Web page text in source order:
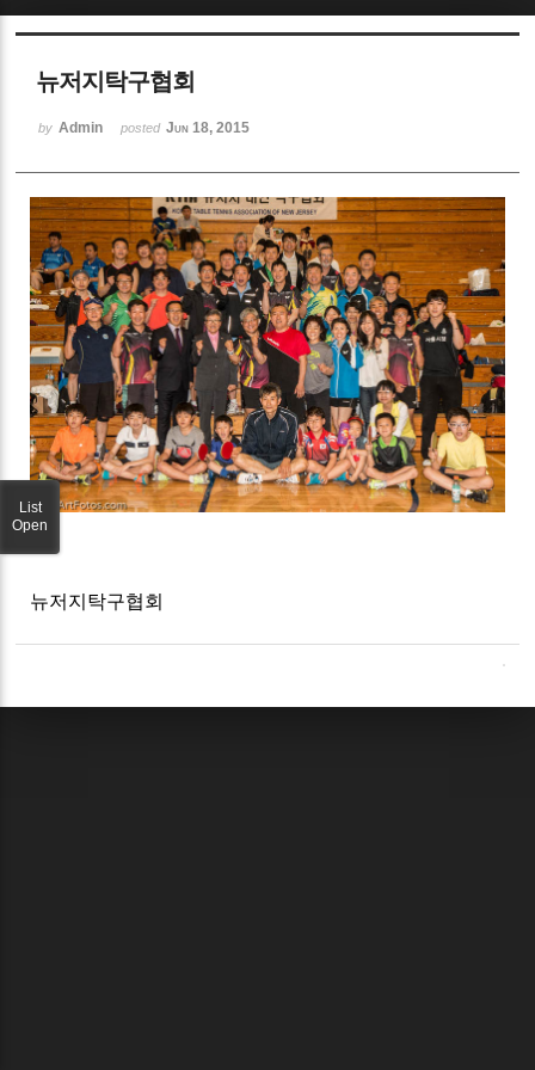
뉴저지탁구협회
by Admin posted Jun 18, 2015
뉴저지탁구협회
List
Open
Sketchbook5, 스케치북5
Sketchbook5, 스케치북5